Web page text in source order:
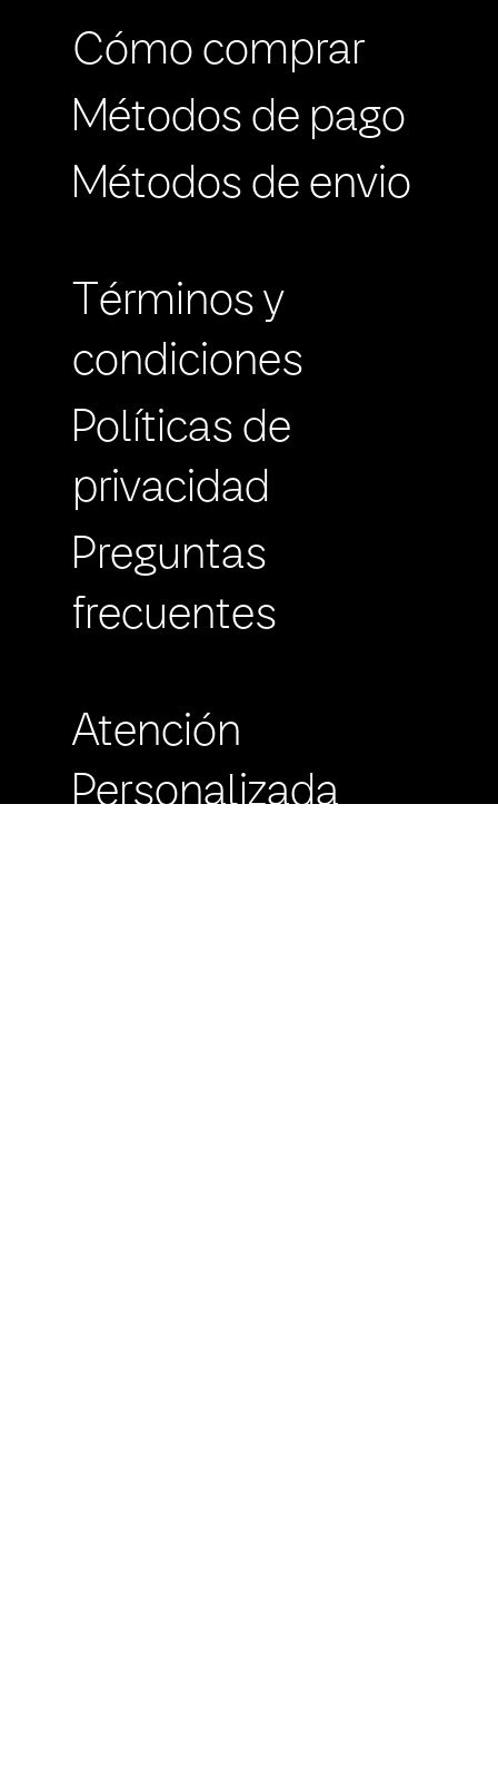
Cómo comprar
Métodos de pago
Métodos de envio
Términos y
condiciones
Políticas de
privacidad
Preguntas
frecuentes
Atención
Personalizada